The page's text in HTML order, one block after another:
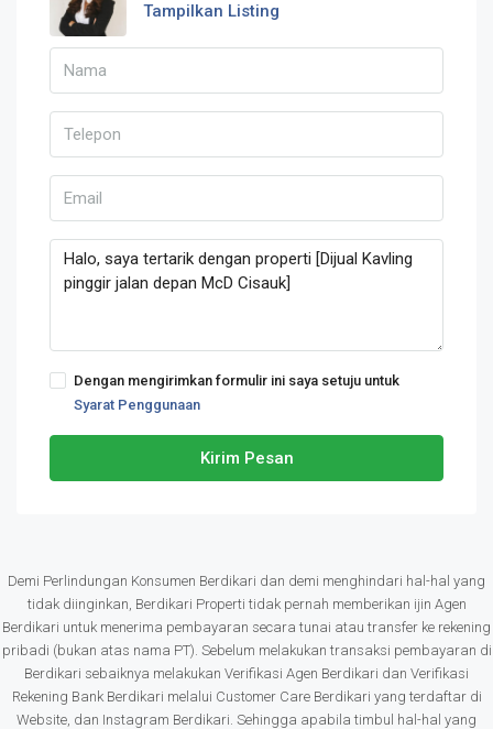
Tampilkan Listing
Dengan mengirimkan formulir ini saya setuju untuk
Syarat Penggunaan
Kirim Pesan
Demi Perlindungan Konsumen Berdikari dan demi menghindari hal-hal yang
tidak diinginkan, Berdikari Properti tidak pernah memberikan ijin Agen
Berdikari untuk menerima pembayaran secara tunai atau transfer ke rekening
pribadi (bukan atas nama PT). Sebelum melakukan transaksi pembayaran di
Berdikari sebaiknya melakukan Verifikasi Agen Berdikari dan Verifikasi
Rekening Bank Berdikari melalui Customer Care Berdikari yang terdaftar di
Website, dan Instagram Berdikari. Sehingga apabila timbul hal-hal yang